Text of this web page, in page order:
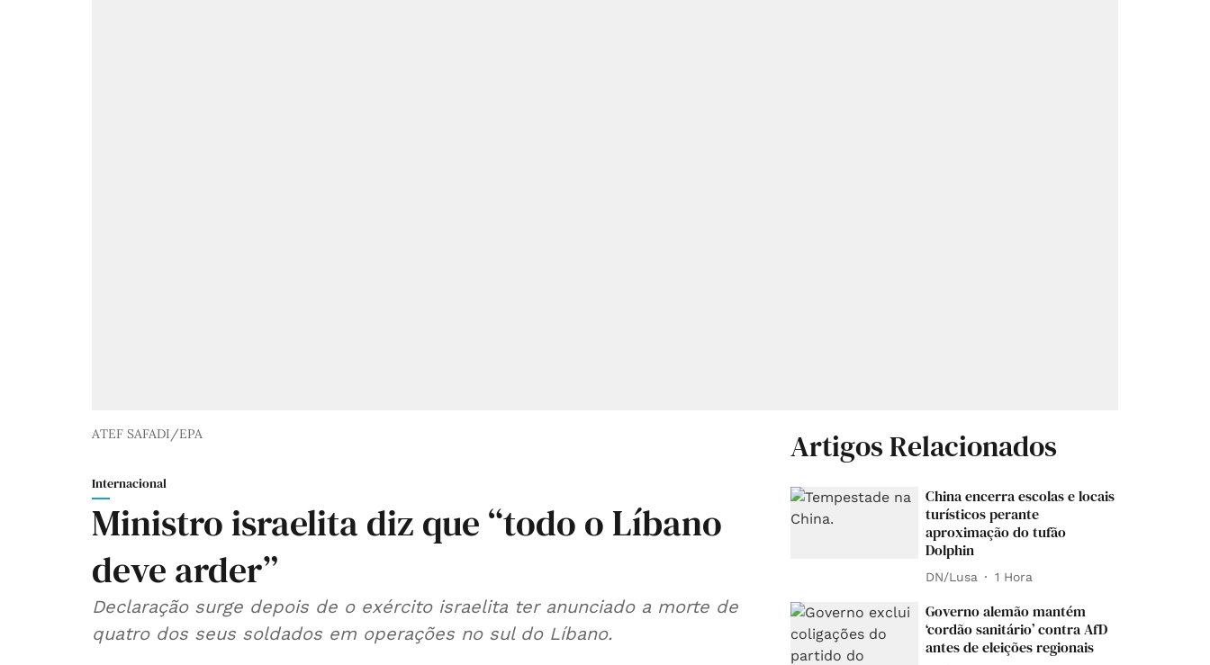
ATEF SAFADI/EPA
Internacional
Ministro israelita diz que “todo o Líbano
deve arder”
Declaração surge depois de o exército israelita ter anunciado a morte de
quatro dos seus soldados em operações no sul do Líbano.
Artigos Relacionados
China encerra escolas e locais
turísticos perante
aproximação do tufão
Dolphin
DN/Lusa 1 Hora
Governo alemão mantém
‘cordão sanitário’ contra AfD
antes de eleições regionais